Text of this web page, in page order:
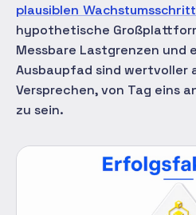
plausiblen
hypothetische
Messbare Lastgrenzen und
Ausbaupfad sind wertvoller
Versprechen, von Tag eins
zu sein.